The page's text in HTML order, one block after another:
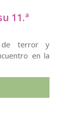
11.ª
de terror y
en la